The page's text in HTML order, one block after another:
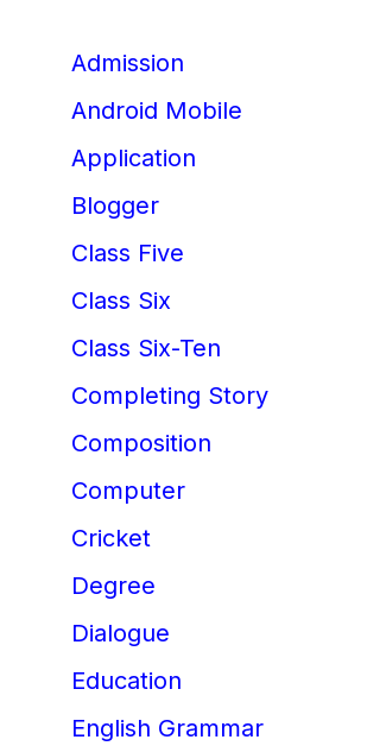
Admission
Android Mobile
Application
Blogger
Class Five
Class Six
Class Six-Ten
Completing Story
Composition
Computer
Cricket
Degree
Dialogue
Education
English Grammar